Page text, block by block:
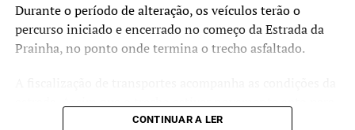
Durante o período de alteração, os veículos terão o
percurso iniciado e encerrado no começo da Estrada da
Prainha, no ponto onde termina o trecho asfaltado.
a circulação dos ônibus, o itinerário será restabelecido
CONTINUAR A LER